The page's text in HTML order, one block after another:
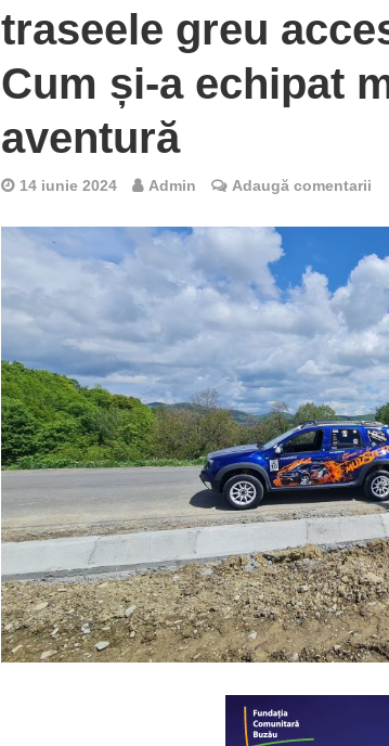
traseele greu
Cum și-a echipat
aventură
14 iunie 2024 Admin Adaugă comentarii